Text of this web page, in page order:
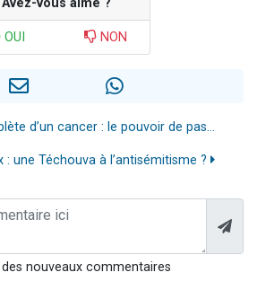
OUI NON
d’un cancer : le pouvoir de pas...
une Téchouva à l’antisémitisme ?
nouveaux commentaires